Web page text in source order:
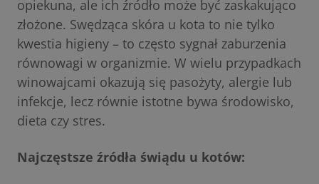
opiekuna, ale ich źródło może być zaskakująco
złożone. Swędząca skóra u kota to nie tylko
kwestia higieny – to często sygnał zaburzenia
równowagi w organizmie. W wielu przypadkach
winowajcami okazują się pasożyty, alergie lub
infekcje, lecz równie istotne bywa środowisko,
dieta czy stres.
Najczęstsze źródła świądu u kotów: